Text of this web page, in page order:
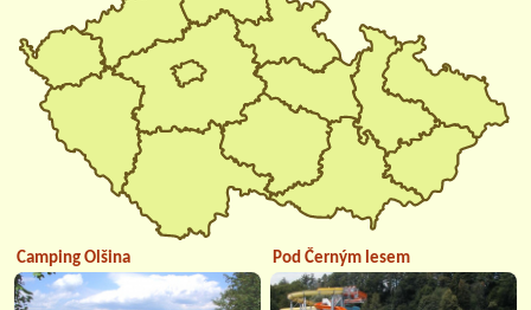
Camping Olšina Pod Černým lesem